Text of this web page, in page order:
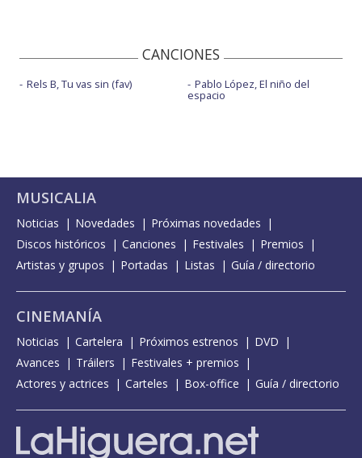
CANCIONES
Rels B, Tu vas sin (fav) Pablo López, El niño del
espacio
MUSICALIA
Noticias Novedades
Próximas novedades
Discos históricos
Canciones Festivales
Premios
Artistas y grupos
Portadas Listas Guía / directorio
CINEMANÍA
Noticias Cartelera Próximos estrenos
DVD
Avances
Tráilers
Festivales + premios
Actores y actrices
Carteles Box-office Guía / directorio